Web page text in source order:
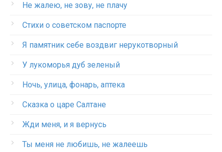
Не жалею, не зову, не плачу
Стихи о советском паспорте
Я памятник себе воздвиг нерукотворный
У лукоморья дуб зеленый
Ночь, улица, фонарь, аптека
Сказка о царе Салтане
Жди меня, и я вернусь
Ты меня не любишь, не жалеешь